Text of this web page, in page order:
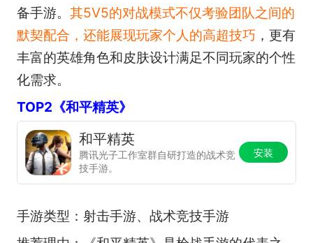
备手游。 其5V5的对战模式不仅考验团队之间的
默契配合，还能展现玩家个人的高超技巧 ，更有
丰富的英雄角色和皮肤设计满足不同玩家的个性
化需求。
TOP2《和平精英》
和平精英
腾讯光子工作室群自研打造的战术竞
技手游。
安装
手游类型：射击手游、战术竞技手游